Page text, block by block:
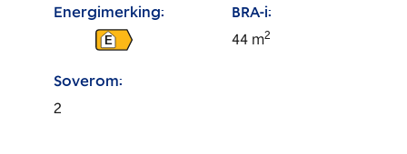
Energimerking:
E
BRA-i:
44 m2
Soverom:
2